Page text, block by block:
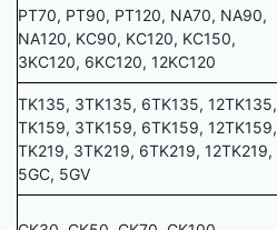
PT70, PT90, PT120, NA70, NA90,
NA120, KC90, KC120, KC150,
3KC120, 6KC120, 12KC120
TK135, 3TK135, 6TK135, 12TK135,
TK159, 3TK159, 6TK159, 12TK159,
TK219, 3TK219, 6TK219, 12TK219,
5GC, 5GV